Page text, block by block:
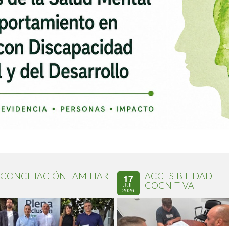
CONCILIACIÓN FAMILIAR 17
JUL
2026
ACCESIBILIDAD
COGNITIVA